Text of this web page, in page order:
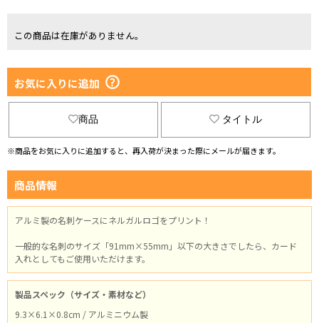
この商品は在庫がありません。
お気に入りに追加
商品 タイトル
※商品をお気に入りに追加すると、再入荷が決まった際にメールが届きます。
商品情報
アルミ製の名刺ケースにネルガルロゴをプリント！
一般的な名刺のサイズ「91mm×55mm」以下の大きさでしたら、カード
入れとしてもご使用いただけます。
製品スペック（サイズ・素材など）
9.3×6.1×0.8cm / アルミニウム製